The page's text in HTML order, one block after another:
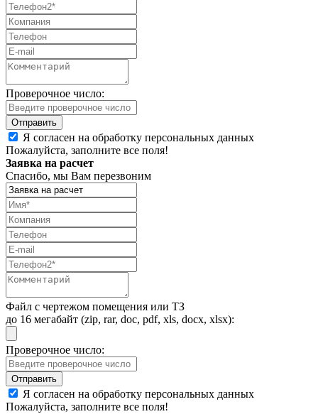
Проверочное число:
Я согласен на обработку персональных данных
Пожалуйста, заполните все поля!
Заявка на расчет
Спасибо, мы Вам перезвоним
Файл с чертежом помещения или ТЗ
до 16 мегабайт (zip, rar, doc, pdf, xls, docx, xlsx):
Проверочное число:
Я согласен на обработку персональных данных
Пожалуйста, заполните все поля!